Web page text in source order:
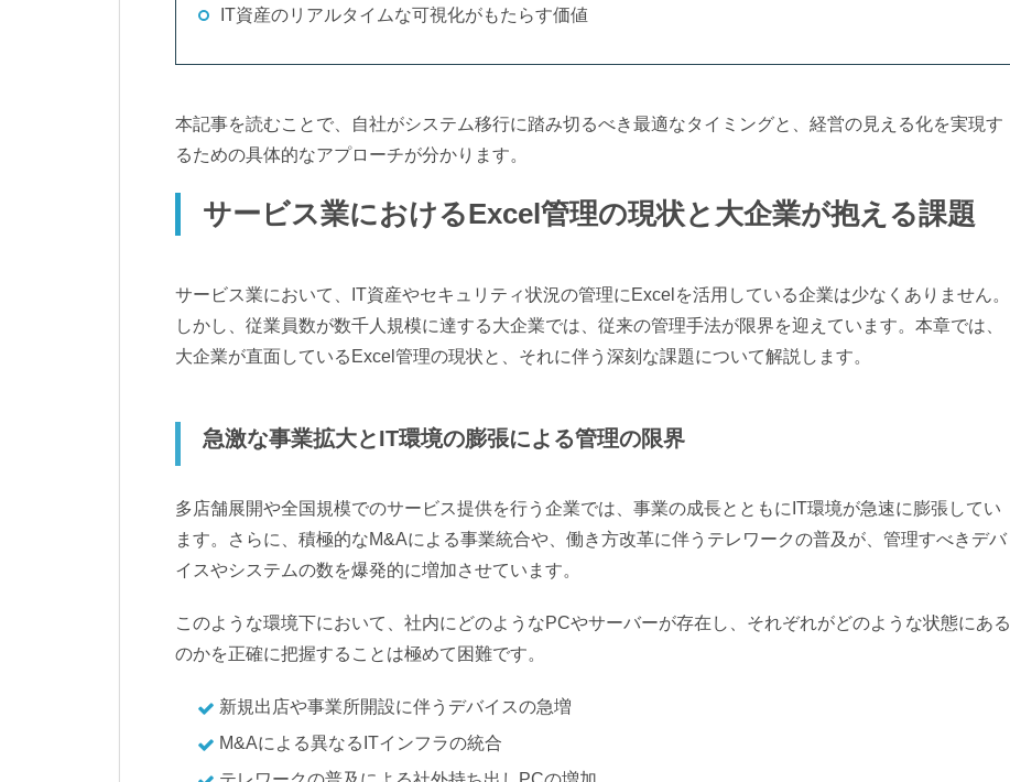
IT資産のリアルタイムな可視化がもたらす価値
本記事を読むことで、自社がシステム移行に踏み切るべき最適なタイミングと、経営の見える化を実現す
るための具体的なアプローチが分かります。
サービス業におけるExcel管理の現状と大企業が抱える課題
サービス業において、IT資産やセキュリティ状況の管理にExcelを活用している企業は少なくありません。
しかし、従業員数が数千人規模に達する大企業では、従来の管理手法が限界を迎えています。本章では、
大企業が直面しているExcel管理の現状と、それに伴う深刻な課題について解説します。
急激な事業拡大とIT環境の膨張による管理の限界
多店舗展開や全国規模でのサービス提供を行う企業では、事業の成長とともにIT環境が急速に膨張してい
ます。さらに、積極的なM&Aによる事業統合や、働き方改革に伴うテレワークの普及が、管理すべきデバ
イスやシステムの数を爆発的に増加させています。
このような環境下において、社内にどのようなPCやサーバーが存在し、それぞれがどのような状態にある
のかを正確に把握することは極めて困難です。
新規出店や事業所開設に伴うデバイスの急増
M&Aによる異なるITインフラの統合